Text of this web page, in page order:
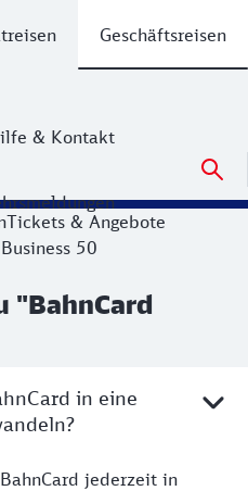
Geschäftsreisen
& Kontakt
Tickets & Angebote
50
"BahnCard
in eine
jederzeit in